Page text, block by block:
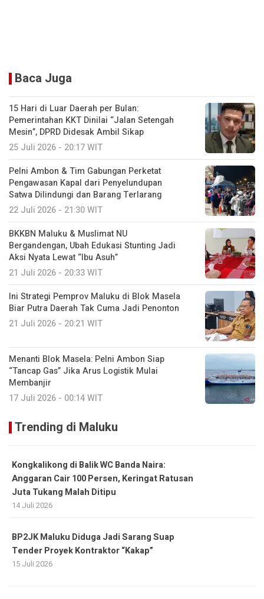
Baca Juga
15 Hari di Luar Daerah per Bulan:
Pemerintahan KKT Dinilai “Jalan Setengah
Mesin”, DPRD Didesak Ambil Sikap
25 Juli 2026 - 20:17 WIT
Pelni Ambon & Tim Gabungan Perketat
Pengawasan Kapal dari Penyelundupan
Satwa Dilindungi dan Barang Terlarang
22 Juli 2026 - 21:30 WIT
BKKBN Maluku & Muslimat NU
Bergandengan, Ubah Edukasi Stunting Jadi
Aksi Nyata Lewat “Ibu Asuh”
21 Juli 2026 - 20:33 WIT
Ini Strategi Pemprov Maluku di Blok Masela
Biar Putra Daerah Tak Cuma Jadi Penonton
21 Juli 2026 - 20:21 WIT
Menanti Blok Masela: Pelni Ambon Siap
“Tancap Gas” Jika Arus Logistik Mulai
Membanjir
17 Juli 2026 - 00:14 WIT
Trending di Maluku
Kongkalikong di Balik WC Banda Naira:
Anggaran Cair 100 Persen, Keringat Ratusan
Juta Tukang Malah Ditipu
14 Juli 2026
BP2JK Maluku Diduga Jadi Sarang Suap
Tender Proyek Kontraktor “Kakap”
15 Juli 2026